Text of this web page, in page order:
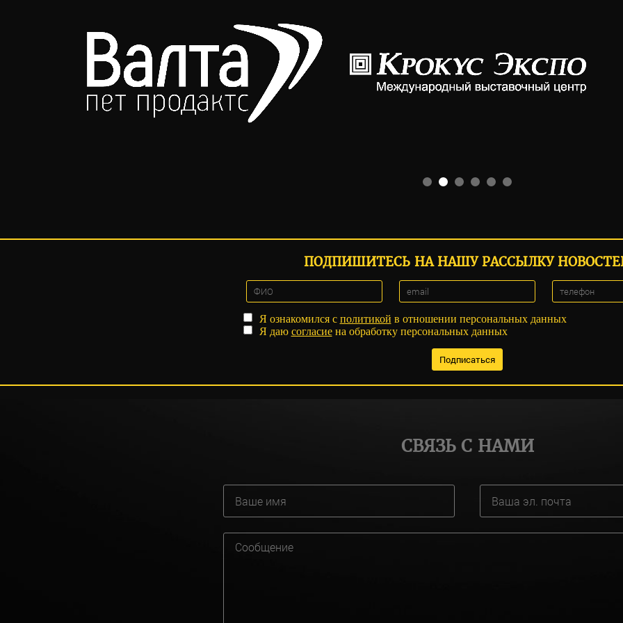
ПОДПИШИТЕСЬ НА НАШУ РАССЫЛКУ
Я ознакомился с политикой в отношении персональных данных
Я даю согласиена обработку персональных данных
СВЯЗЬ С НАМИ